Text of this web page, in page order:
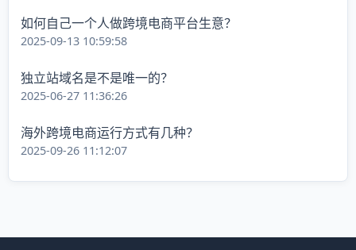
如何自己一个人做跨境电商平台生意？
2025-09-13 10:59:58
独立站域名是不是唯一的？
2025-06-27 11:36:26
海外跨境电商运行方式有几种？
2025-09-26 11:12:07